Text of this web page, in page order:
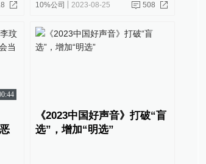
10%公司 2023-08-25 508
《2023中国好声音》打破“盲
选”，增加“明选”